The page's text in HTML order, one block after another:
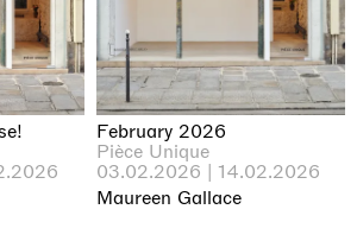
February 2026
Pièce Unique
03.02.2026 | 14.02.2026
Maureen Gallace